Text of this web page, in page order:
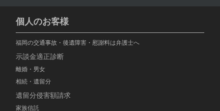
個人のお客様
福岡の交通事故・後遺障害・慰謝料は弁護士へ
示談金適正診断
離婚・男女
相続・遺留分
遺留分侵害額請求
家族信託